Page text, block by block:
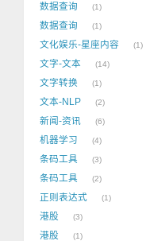
数据查询 1
数据查询 1
文化娱乐-星座内容 1
文字-文本 14
文字转换 1
文本-NLP 2
新闻-资讯 6
机器学习 4
条码工具 3
条码工具 2
正则表达式 1
港股 3
港股 1